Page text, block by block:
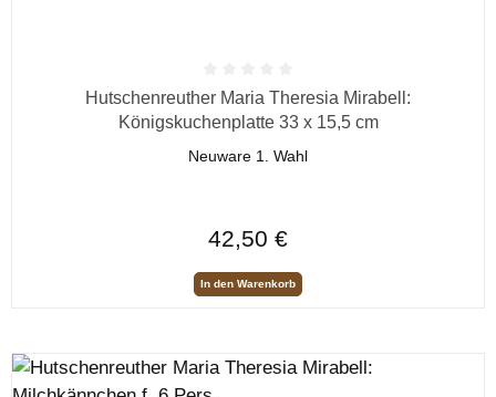
Durchschnittliche Bewertung von 0 von 5 Sternen
Hutschenreuther Maria Theresia Mirabell:
Königskuchenplatte 33 x 15,5 cm
Neuware 1. Wahl
42,50 €
In den Warenkorb